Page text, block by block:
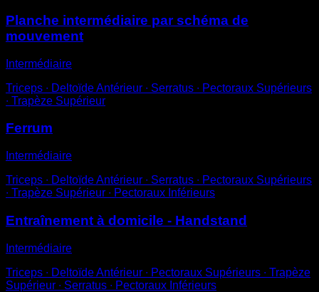
Planche intermédiaire par schéma de
mouvement
Intermédiaire
Triceps ∙ Deltoïde Antérieur ∙ Serratus ∙ Pectoraux Supérieurs
∙ Trapèze Supérieur
Ferrum
Intermédiaire
Triceps ∙ Deltoïde Antérieur ∙ Serratus ∙ Pectoraux Supérieurs
∙ Trapèze Supérieur ∙ Pectoraux Inférieurs
Entraînement à domicile - Handstand
Intermédiaire
Triceps ∙ Deltoïde Antérieur ∙ Pectoraux Supérieurs ∙ Trapèze
Supérieur ∙ Serratus ∙ Pectoraux Inférieurs